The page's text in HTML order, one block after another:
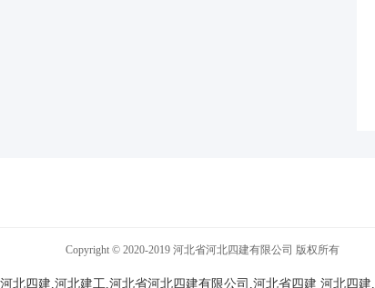
Copyright © 2020-2019 河北省河北四建有限公司 版权所有
河北四建,河北建工,河北省河北四建有限公司,河北省四建 河北四建